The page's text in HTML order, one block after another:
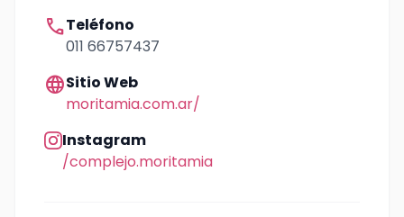
callTeléfono
011 66757437
languageSitio Web
moritamia.com.ar/
Instagram
/complejo.moritamia